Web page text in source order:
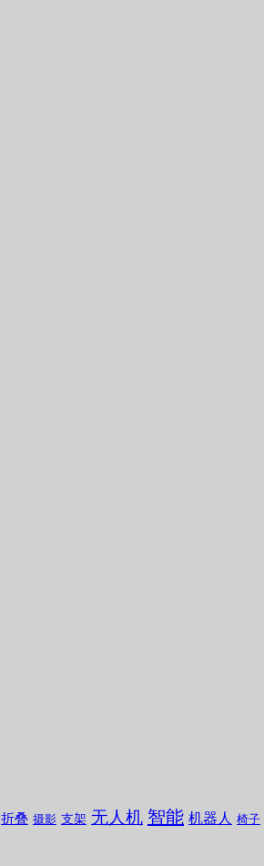
折叠 摄影 支架 无人机 智能 机器人 椅子